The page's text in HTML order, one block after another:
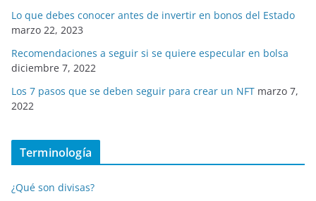
Lo que debes conocer antes de invertir en bonos del Estado
marzo 22, 2023
Recomendaciones a seguir si se quiere especular en bolsa
diciembre 7, 2022
Los 7 pasos que se deben seguir para crear un NFT marzo 7,
2022
Terminología
¿Qué son divisas?